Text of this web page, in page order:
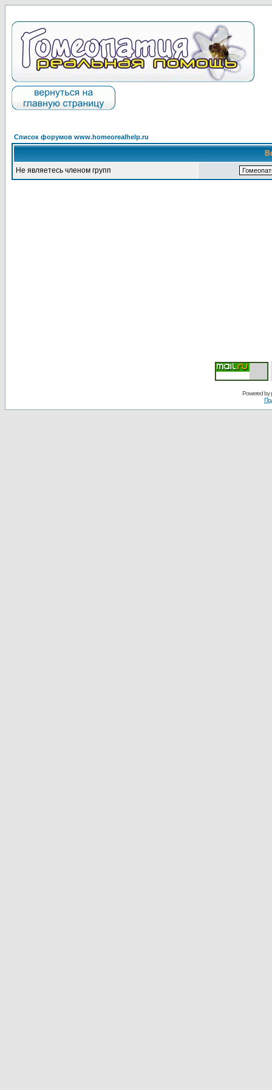
Список форумов www.homeorealhelp.ru
Не являетесь членом групп
Powered by